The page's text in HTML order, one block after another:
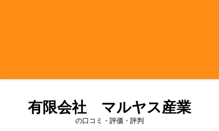
有限会社 マルヤス産業
の口コミ・評価・評判